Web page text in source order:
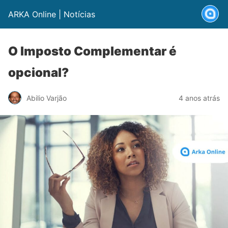
ARKA Online | Notícias
O Imposto Complementar é
opcional?
Abilio Varjão 4 anos atrás